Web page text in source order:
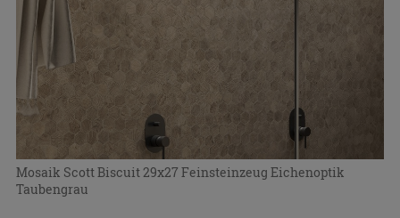
Mosaik Scott Biscuit 29x27 Feinsteinzeug Eichenoptik
Taubengrau